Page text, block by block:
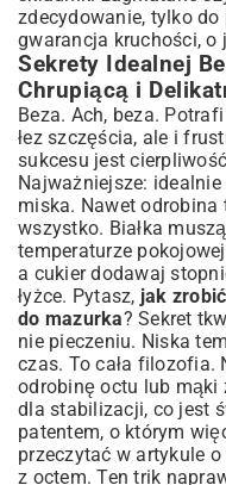
zdecydowanie, tylko do
gwarancja kruchości, o
Sekrety Idealnej
Chrupiącą i
Beza. Ach, beza.
łez szczęścia, ale i
sukcesu jest
Najważniejsze:
miska. Nawet odrobina
wszystko. Białka
temperaturze
a cukier dodawaj
łyżce. Pytasz, jak
do mazurka? Sekret
nie pieczeniu. Niska
czas. To cała filozofia.
odrobinę octu lub mąki
dla stabilizacji, co jest
patentem, o którym
przeczytać w artykule o
z octem. Ten trik